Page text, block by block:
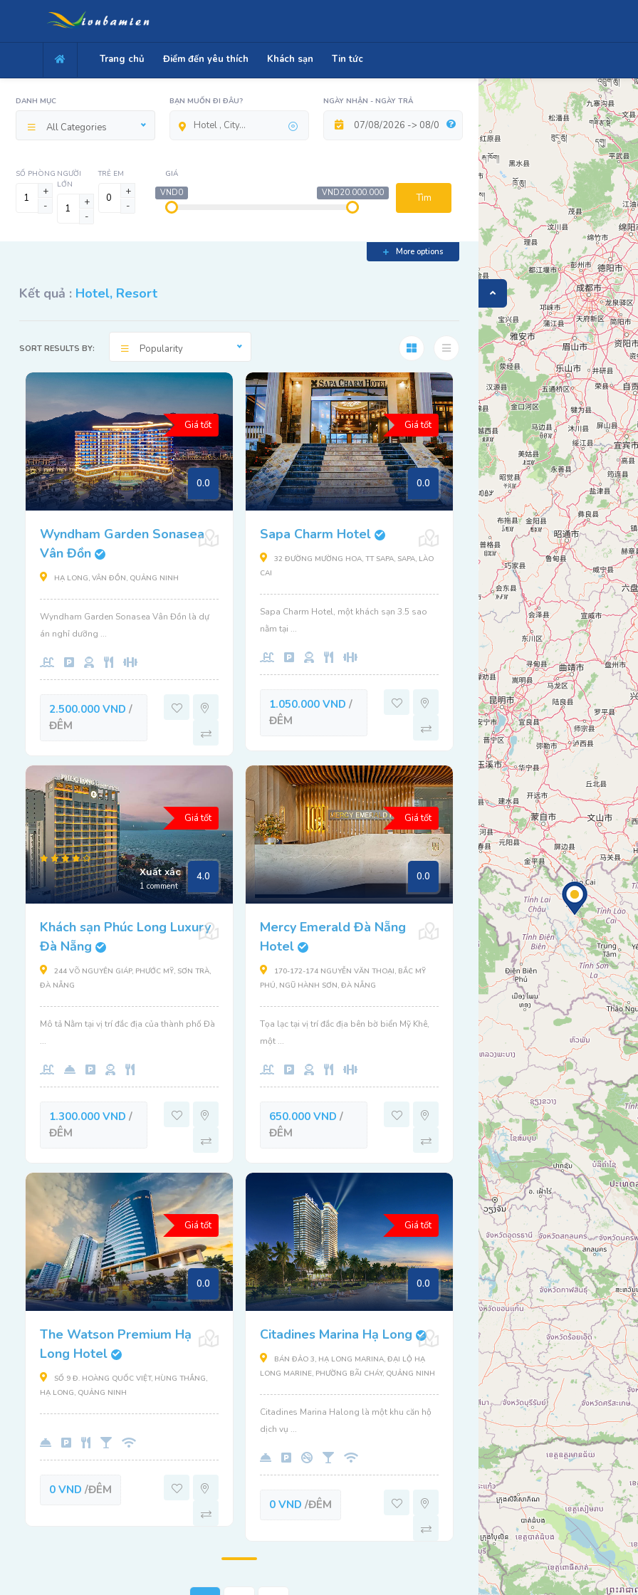
Trang chủ Điểm đến yêu thích Khách sạn Tin tức
DANH MỤC
All Categories
BẠN MUỐN ĐI ĐÂU? NGÀY NHẬN - NGÀY TRẢ
SỐ PHÒNG
+
-
NGƯỜI
LỚN
+
-
TRẺ EM
+
-
GIÁ
VND0 VND20.000.000 Tìm
More options
Kết quả : Hotel, Resort
SORT RESULTS BY: Popularity
Giá tốt
0.0
Wyndham Garden Sonasea
Vân Đồn
HẠ LONG, VÂN ĐỒN, QUẢNG NINH
Wyndham Garden Sonasea Vân Đồn là dự
án nghỉ dưỡng ...
2.500.000 VND /
ĐÊM
Giá tốt
0.0
Sapa Charm Hotel
32 ĐƯỜNG MƯỜNG HOA, TT SAPA, SAPA, LÀO
CAI
Sapa Charm Hotel, một khách sạn 3.5 sao
nằm tại ...
1.050.000 VND /
ĐÊM
Giá tốt
Xuất xắc
1 comment
4.0
Khách sạn Phúc Long Luxury
Đà Nẵng
244 VÕ NGUYÊN GIÁP, PHƯỚC MỸ, SƠN TRÀ,
ĐÀ NẴNG
Mô tả Nằm tại vị trí đắc địa của thành phố Đà
...
1.300.000 VND /
ĐÊM
Giá tốt
0.0
Mercy Emerald Đà Nẵng
Hotel
170-172-174 NGUYỄN VĂN THOẠI, BẮC MỸ
PHÚ, NGŨ HÀNH SƠN, ĐÀ NẴNG
Tọa lạc tại vị trí đắc địa bên bờ biển Mỹ Khê,
một ...
650.000 VND /
ĐÊM
Giá tốt
0.0
The Watson Premium Hạ
Long Hotel
SỐ 9 Đ. HOÀNG QUỐC VIỆT, HÙNG THẮNG,
HẠ LONG, QUẢNG NINH
0 VND /ĐÊM
Giá tốt
0.0
Citadines Marina Hạ Long
BÁN ĐẢO 3, HẠ LONG MARINA, ĐẠI LỘ HẠ
LONG MARINE, PHƯỜNG BÃI CHÁY, QUẢNG NINH
Citadines Marina Halong là một khu căn hộ
dịch vụ ...
0 VND /ĐÊM